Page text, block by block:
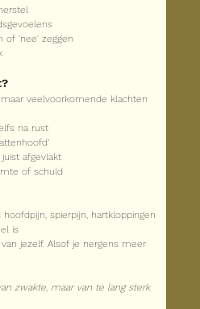
of 'nee' zeggen
veelvoorkomende klachten
na rust
afgevlakt
of schuld
spierpijn, hartkloppingen
is
jezelf. Alsof je nergens meer
zwakte, maar van te lang sterk